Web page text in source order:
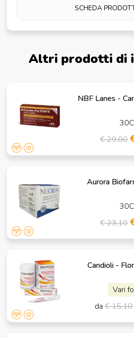
SCHEDA
Altri prodotti di
NBF Lanes -
€ 29,00
Aurora
€ 23,10
Candioli -
Vari
da€ 15,10